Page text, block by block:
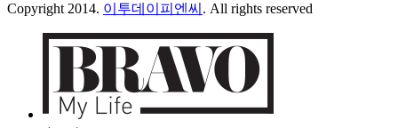
Copyright 2014. 이투데이피엔씨 . All rights reserved